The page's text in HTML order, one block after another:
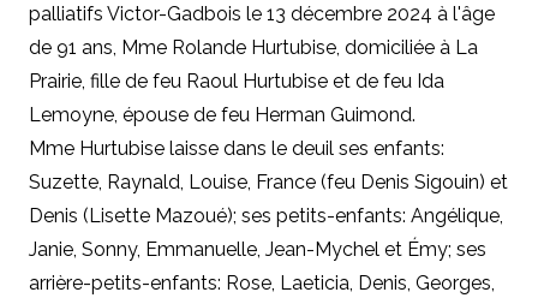
palliatifs Victor-Gadbois le 13 décembre 2024 à l'âge
de 91 ans, Mme Rolande Hurtubise, domiciliée à La
Prairie, fille de feu Raoul Hurtubise et de feu Ida
Lemoyne, épouse de feu Herman Guimond.
Mme Hurtubise laisse dans le deuil ses enfants:
Suzette, Raynald, Louise, France (feu Denis Sigouin) et
Denis (Lisette Mazoué); ses petits-enfants: Angélique,
Janie, Sonny, Emmanuelle, Jean-Mychel et Émy; ses
arrière-petits-enfants: Rose, Laeticia, Denis, Georges,